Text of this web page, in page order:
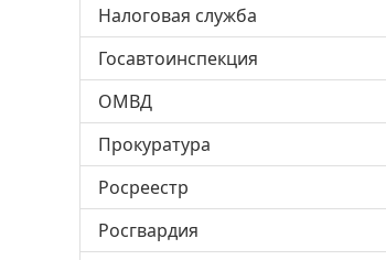
Налоговая служба
Госавтоинспекция
ОМВД
Прокуратура
Росреестр
Росгвардия